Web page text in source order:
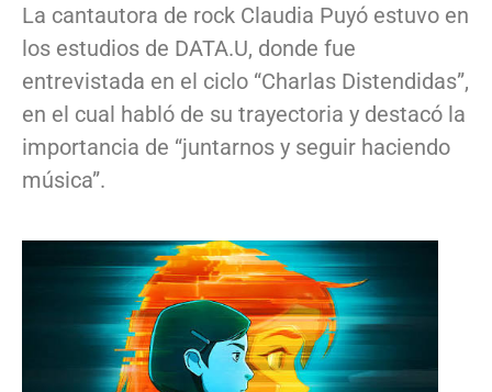
La cantautora de rock Claudia Puyó estuvo en
los estudios de DATA.U, donde fue
entrevistada en el ciclo “Charlas Distendidas”,
en el cual habló de su trayectoria y destacó la
importancia de “juntarnos y seguir haciendo
música”.